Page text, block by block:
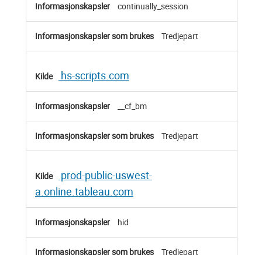
continually_session
Tredjepart
hs-scripts.com
__cf_bm
Tredjepart
prod-public-uswest-
a.online.tableau.com
hid
Tredjepart